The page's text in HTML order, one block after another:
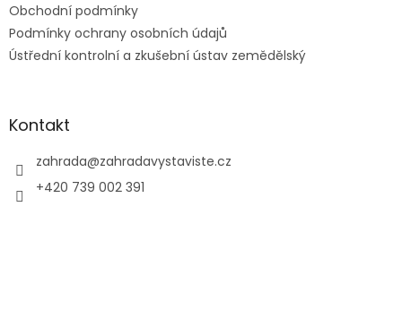
Obchodní podmínky
Podmínky ochrany osobních údajů
Ústřední kontrolní a zkušební ústav zemědělský
Kontakt
zahrada@zahradavystaviste.cz
+420 739 002 391